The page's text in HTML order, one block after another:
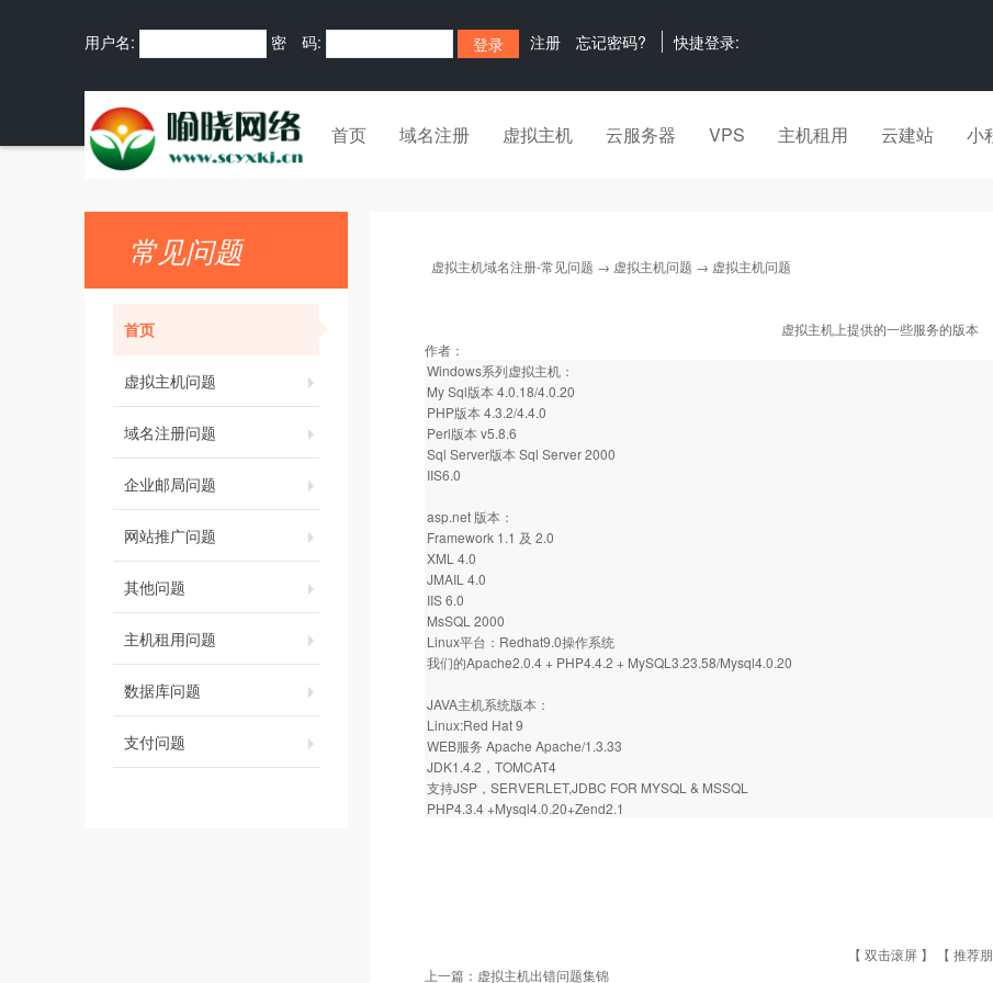
用户名: 密 码: 注册 忘记密码? 快捷登录:
首页 域名注册 虚拟主机 云服务器 VPS 主机租用 云建站 小
常见问题
首页
虚拟主机问题
域名注册问题
企业邮局问题
网站推广问题
其他问题
主机租用问题
数据库问题
支付问题
虚拟主机域名注册-常见问题 → 虚拟主机问题 → 虚拟主机问题
虚拟主机上提供的一些服务的版本
作者：
Windows系列虚拟主机：
My Sql版本 4.0.18/4.0.20
PHP版本 4.3.2/4.4.0
Perl版本 v5.8.6
Sql Server版本 Sql Server 2000
IIS6.0
asp.net 版本：
Framework 1.1 及 2.0
XML 4.0
JMAIL 4.0
IIS 6.0
MsSQL 2000
Linux平台：Redhat9.0操作系统
我们的Apache2.0.4 + PHP4.4.2 + MySQL3.23.58/Mysql4.0.20
JAVA主机系统版本：
Linux:Red Hat 9
WEB服务 Apache Apache/1.3.33
JDK1.4.2，TOMCAT4
支持JSP，SERVERLET,JDBC FOR MYSQL & MSSQL
PHP4.3.4 +Mysql4.0.20+Zend2.1
【 双击滚屏 】 【 推荐
上一篇： 虚拟主机出错问题集锦